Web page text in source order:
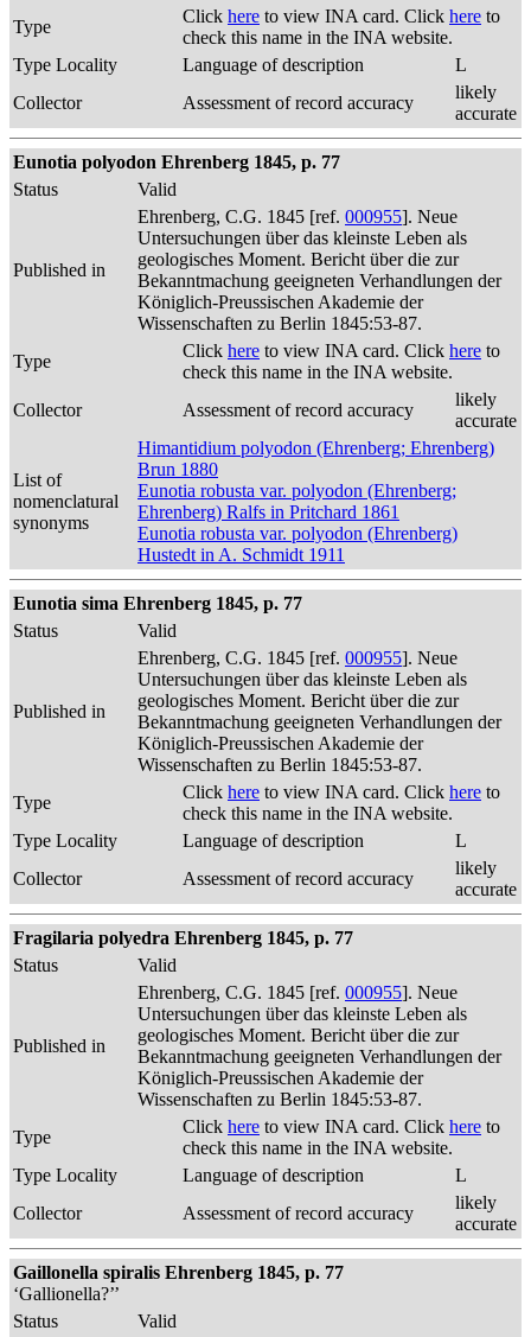
Type
Click here to view INA card. Click here to
check this name in the INA website.
Type Locality
Language of description
L
Collector
Assessment of record accuracy
likely
accurate
Eunotia polyodon Ehrenberg 1845, p. 77
Status
Valid
Published in
Ehrenberg, C.G. 1845 [ref. 000955]. Neue
Untersuchungen über das kleinste Leben als
geologisches Moment. Bericht über die zur
Bekanntmachung geeigneten Verhandlungen der
Königlich-Preussischen Akademie der
Wissenschaften zu Berlin 1845:53-87.
Type
Click here to view INA card. Click here to
check this name in the INA website.
Collector
Assessment of record accuracy
likely
accurate
List of
nomenclatural
synonyms
Himantidium polyodon (Ehrenberg; Ehrenberg)
Brun 1880
Eunotia robusta var. polyodon (Ehrenberg;
Ehrenberg) Ralfs in Pritchard 1861
Eunotia robusta var. polyodon (Ehrenberg)
Hustedt in A. Schmidt 1911
Eunotia sima Ehrenberg 1845, p. 77
Status
Valid
Published in
Ehrenberg, C.G. 1845 [ref. 000955]. Neue
Untersuchungen über das kleinste Leben als
geologisches Moment. Bericht über die zur
Bekanntmachung geeigneten Verhandlungen der
Königlich-Preussischen Akademie der
Wissenschaften zu Berlin 1845:53-87.
Type
Click here to view INA card. Click here to
check this name in the INA website.
Type Locality
Language of description
L
Collector
Assessment of record accuracy
likely
accurate
Fragilaria polyedra Ehrenberg 1845, p. 77
Status
Valid
Published in
Ehrenberg, C.G. 1845 [ref. 000955]. Neue
Untersuchungen über das kleinste Leben als
geologisches Moment. Bericht über die zur
Bekanntmachung geeigneten Verhandlungen der
Königlich-Preussischen Akademie der
Wissenschaften zu Berlin 1845:53-87.
Type
Click here to view INA card. Click here to
check this name in the INA website.
Type Locality
Language of description
L
Collector
Assessment of record accuracy
likely
accurate
Gaillonella spiralis Ehrenberg 1845, p. 77
‘Gallionella?’’
Status
Valid